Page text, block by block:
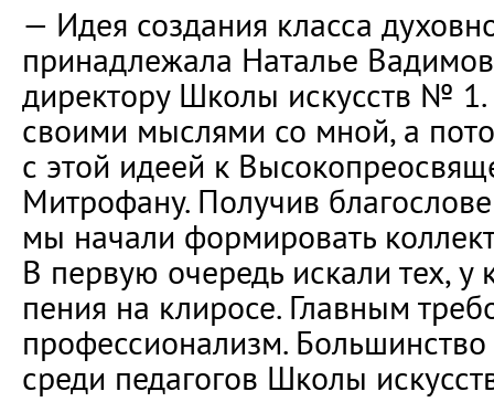
— Идея создания класса
принадлежала Наталье
директору Школы искусств №
своими мыслями со мной, а
с этой идеей к
Митрофану. Получив
мы начали формировать
В первую очередь искали тех, у
пения на клиросе. Главным
профессионализм.
среди педагогов Школы